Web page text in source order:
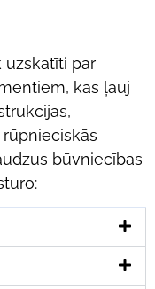
par
kas ļauj
būvniecības